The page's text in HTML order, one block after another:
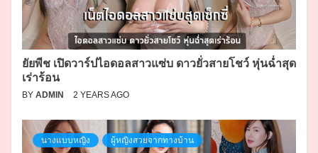
ยัยพีช เปิดวาร์ปไอดอลสาวแซ่บ ดาวยั่วสายโชว์ หุ่นฉ่ำสุด
เร่าร้อน
BY ADMIN 2 YEARS AGO
นางแบบหญิง ผู้หญิงสวยจากทางบ้าน